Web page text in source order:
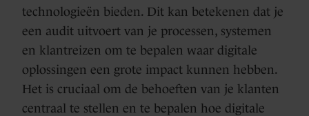
technologieën bieden. Dit kan betekenen dat je
een audit uitvoert van je processen, systemen
en klantreizen om te bepalen waar digitale
oplossingen een grote impact kunnen hebben.
Het is cruciaal om de behoeften van je klanten
centraal te stellen en te bepalen hoe digitale